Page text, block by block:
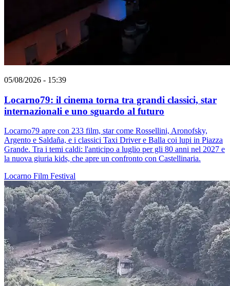
05/08/2026 - 15:39
Locarno79: il cinema torna tra grandi classici, star
internazionali e uno sguardo al futuro
Locarno79 apre con 233 film, star come Rossellini, Aronofsky,
Argento e Saldaña, e i classici Taxi Driver e Balla coi lupi in Piazza
Grande. Tra i temi caldi: l'anticipo a luglio per gli 80 anni nel 2027 e
la nuova giuria kids, che apre un confronto con Castellinaria.
Locarno Film Festival